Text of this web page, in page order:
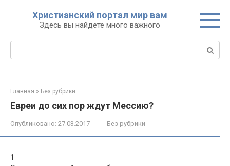
Христианский портал мир вам
Здесь вы найдете много важного
Поиск:
Главная » Без рубрики
Евреи до сих пор ждут Мессию?
Опубликовано: 27.03.2017 Без рубрики
1